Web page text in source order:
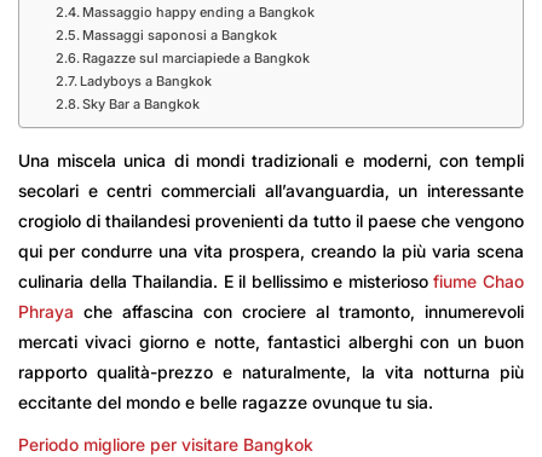
Massaggio happy ending a Bangkok
Massaggi saponosi a Bangkok
Ragazze sul marciapiede a Bangkok
Ladyboys a Bangkok
Sky Bar a Bangkok
Una miscela unica di mondi tradizionali e moderni, con templi
secolari e centri commerciali all’avanguardia, un interessante
crogiolo di thailandesi provenienti da tutto il paese che vengono
qui per condurre una vita prospera, creando la più varia scena
culinaria della Thailandia. E il bellissimo e misteriosofiume Chao
Phraya che affascina con crociere al tramonto, innumerevoli
mercati vivaci giorno e notte, fantastici alberghi con un buon
rapporto qualità-prezzo e naturalmente, la vita notturna più
eccitante del mondo e belle ragazze ovunque tu sia.
Periodo migliore per visitare Bangkok